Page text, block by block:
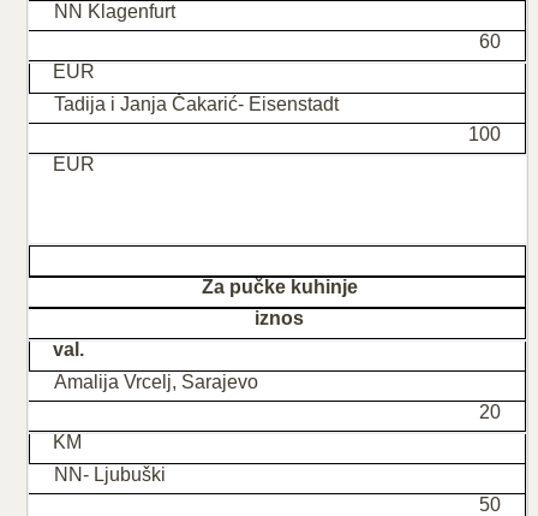
NN Klagenfurt
60
EUR
Tadija i Janja Čakarić- Eisenstadt
100
EUR
Za pučke kuhinje
iznos
val.
Amalija Vrcelj, Sarajevo
20
KM
NN- Ljubuški
50